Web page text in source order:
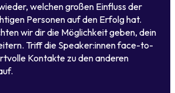
welchen großen Einfluss der
Personen auf den Erfolg hat.
wir dir die Möglichkeit geben, dein
Triff die Speaker:innen face-to-
Kontakte zu den anderen